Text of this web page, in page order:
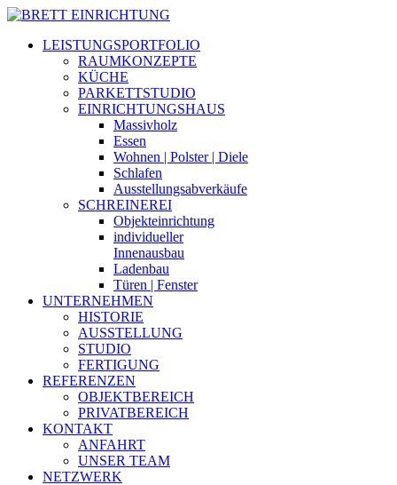
LEISTUNGSPORTFOLIO
RAUMKONZEPTE
KÜCHE
PARKETTSTUDIO
EINRICHTUNGSHAUS
Massivholz
Essen
Wohnen | Polster | Diele
Schlafen
Ausstellungsabverkäufe
SCHREINEREI
Objekteinrichtung
individueller
Innenausbau
Ladenbau
Türen | Fenster
UNTERNEHMEN
HISTORIE
AUSSTELLUNG
STUDIO
FERTIGUNG
REFERENZEN
OBJEKTBEREICH
PRIVATBEREICH
KONTAKT
ANFAHRT
UNSER TEAM
NETZWERK